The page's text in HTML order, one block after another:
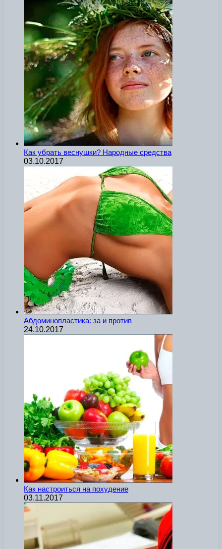
Как убрать веснушки? Народные средства
03.10.2017
Абдоминопластика: за и против
24.10.2017
Как настроиться на похудение
03.11.2017